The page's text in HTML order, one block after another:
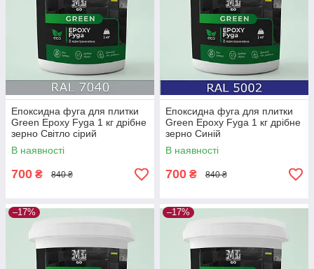
Епоксидна фуга для плитки
Green Epoxy Fyga 1 кг дрібне
зерно Світло сірий
В наявності
700 ₴ 840 ₴
Епоксидна фуга для плитки
Green Epoxy Fyga 1 кг дрібне
зерно Синій
В наявності
700 ₴ 840 ₴
–17% –17%